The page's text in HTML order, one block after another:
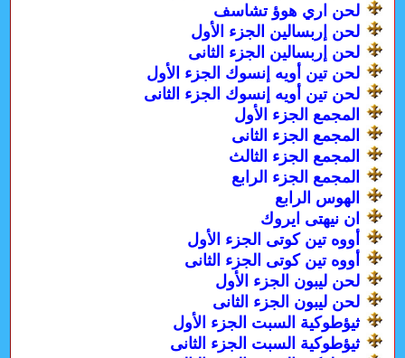
لحن اري هوؤ تشاسف
لحن إربسالين الجزء الأول
لحن إربسالين الجزء الثانى
لحن تين أويه إنسوك الجزء الأول
لحن تين أويه إنسوك الجزء الثانى
المجمع الجزء الأول
المجمع الجزء الثانى
المجمع الجزء الثالث
المجمع الجزء الرابع
الهوس الرابع
ان نيهتى ايروك
أووه تين كوتى الجزء الأول
أووه تين كوتى الجزء الثانى
لحن ليبون الجزء الأول
لحن ليبون الجزء الثانى
ثيؤطوكية السبت الجزء الأول
ثيؤطوكية السبت الجزء الثانى